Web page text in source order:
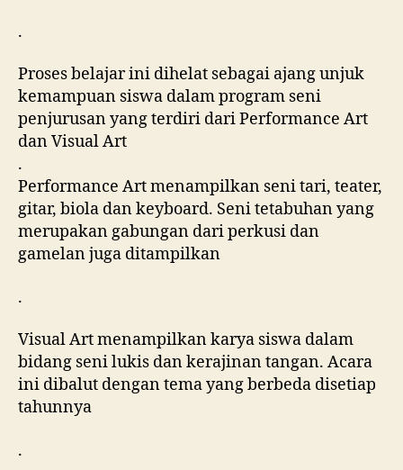
.
Proses belajar ini dihelat sebagai ajang unjuk
kemampuan siswa dalam program seni
penjurusan yang terdiri dari Performance Art
dan Visual Art
.
Performance Art menampilkan seni tari, teater,
gitar, biola dan keyboard. Seni tetabuhan yang
merupakan gabungan dari perkusi dan
gamelan juga ditampilkan
.
Visual Art menampilkan karya siswa dalam
bidang seni lukis dan kerajinan tangan. Acara
ini dibalut dengan tema yang berbeda disetiap
tahunnya
.